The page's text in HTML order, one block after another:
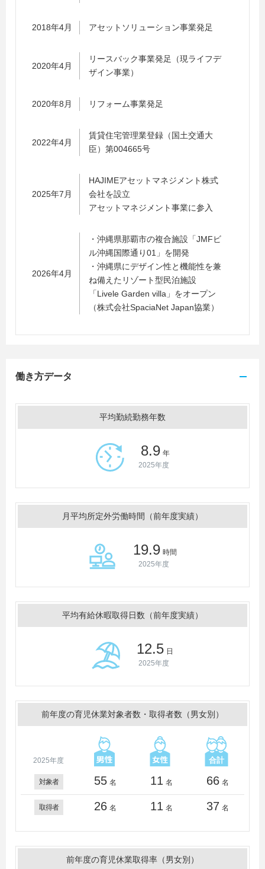
2018年4月 アセットソリューション事業発足
2020年4月
リースバック事業発足（現ライフデ
ザイン事業）
2020年8月 リフォーム事業発足
2022年4月
賃貸住宅管理業登録（国土交通大
臣）第004665号
2025年7月
HAJIMEアセットマネジメント株式
会社を設立
アセットマネジメント事業に参入
2026年4月
・沖縄県那覇市の複合施設「JMFビ
ル沖縄国際通り01」を開発
・沖縄県にデザイン性と機能性を兼
ね備えたリゾート型民泊施設
「Livele Garden villa」をオープン
（株式会社SpaciaNet Japan協業）
働き方データ
平均勤続勤務年数
8.9 年
2025年度
月平均所定外労働時間（前年度実績）
19.9 時間
2025年度
平均有給休暇取得日数（前年度実績）
12.5 日
2025年度
前年度の育児休業対象者数・取得者数（男女別）
2025年度
対象者 55 名 11 名 66 名
取得者 26 名 11 名 37 名
前年度の育児休業取得率（男女別）